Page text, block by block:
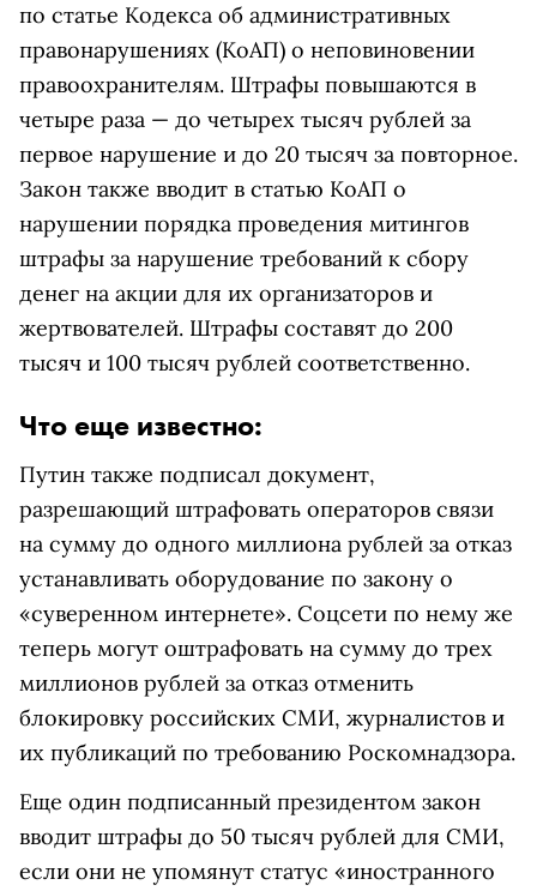
по статье Кодекса об административных
правонарушениях (КоАП) о неповиновении
правоохранителям. Штрафы повышаются в
четыре раза — до четырех тысяч рублей за
первое нарушение и до 20 тысяч за повторное.
Закон также вводит в статью КоАП о
нарушении порядка проведения митингов
штрафы за нарушение требований к сбору
денег на акции для их организаторов и
жертвователей. Штрафы составят до 200
тысяч и 100 тысяч рублей соответственно.
Что еще известно:
Путин также подписал документ,
разрешающий штрафовать операторов связи
на сумму до одного миллиона рублей за отказ
устанавливать оборудование по закону о
«суверенном интернете». Соцсети по нему же
теперь могут оштрафовать на сумму до трех
миллионов рублей за отказ отменить
блокировку российских СМИ, журналистов и
их публикаций по требованию Роскомнадзора.
Еще один подписанный президентом закон
вводит штрафы до 50 тысяч рублей для СМИ,
если они не упомянут статус «иностранного